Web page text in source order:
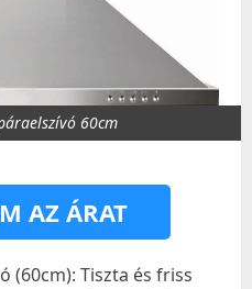
60cm
AZ ÁRAT
(60cm): Tiszta és friss